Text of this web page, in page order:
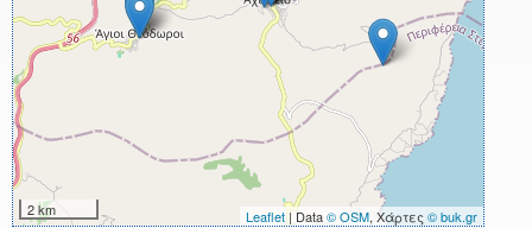
2 km Leaflet | Data© OSM, Χάρτες © buk.gr